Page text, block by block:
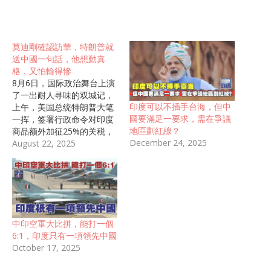
莫迪剛確認訪華，特朗普就
送中國一句話，他想動真
格，又怕輸得慘
8月6日，国际政治舞台上演
了一出耐人寻味的双城记，
上午，美国总统特朗普大笔
一挥，签署行政命令对印度
商品额外加征25%的关税，
叠加此前已有的25%关税，
惊人的50%。 几小时后，新
德里传出消息：印度总理莫
迪将于8月31日访问中国天
津，出席上海合作组织峰会
——这将是莫迪时隔七年的
首次访华，也是2020年中印
边境冲突后两国关系的破冰
之旅。 特朗普政府对印度
August 22, 2025
印度可以不插手台海，但中
國要滿足一要求，需在爭議
地區劃紅線？
December 24, 2025
中印空軍大比拼，能打一個
6:1，印度只有一項領先中國
October 17, 2025